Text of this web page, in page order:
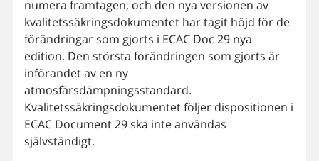
numera framtagen, och den nya versionen av
kvalitetssäkringsdokumentet har tagit höjd för de
förändringar som gjorts i ECAC Doc 29 nya
edition. Den största förändringen som gjorts är
införandet av en ny
atmosfärsdämpningsstandard.
Kvalitetssäkringsdokumentet följer dispositionen i
ECAC Document 29 ska inte användas
självständigt.